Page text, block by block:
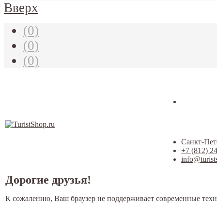
Вверх
(0)
(0)
(0)
Санкт-
+7 (812)
Дорогие друзья!
К сожалению, Ваш браузер не поддерживает современные